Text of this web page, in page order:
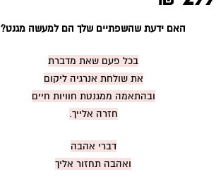
האם ידעת שהשפתיים שלך הם למעשה מגנט?
בכל פעם שאת מדברת
את שולחת אנרגיה ליקום
ובהתאמה ממגנטת חוויות חיים
חזרה אלייך.
דברי אהבה
ואהבה תחזור אליך